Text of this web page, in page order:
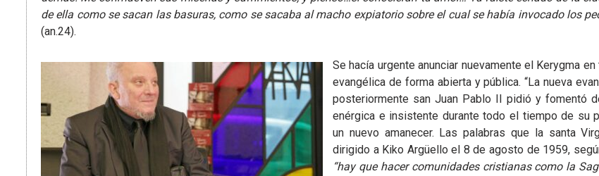
de ella como se sacan las basuras, como se sacaba al macho expiatorio sobre el cual se había invocado los
(an.24).
Se hacía urgente anunciar nuevamente el Kerygma
evangélica de forma abierta y pública. “La nueva
posteriormente san Juan Pablo II pidió y fomentó
enérgica e insistente durante todo el tiempo de su
un nuevo amanecer. Las palabras que la santa
dirigido a Kiko Argüello el 8 de agosto de 1959,
“hay que hacer comunidades cristianas como la